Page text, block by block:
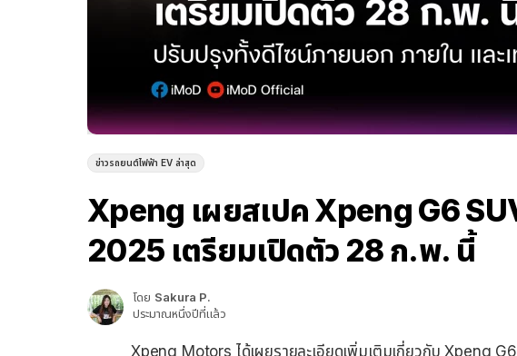
ข่าวรถยนต์ไฟฟ้า EV ล่าสุด
Xpeng เผยสเปค Xpeng G6
2025 เตรียมเปิดตัว 28 ก.พ. นี้
โดย Sakura P.
ประมาณหนึ่งปีที่แล้ว
Xpeng Motors ได้เผยรายละเอียดเพิ่มเติมเกี่ยวกับ Xpeng